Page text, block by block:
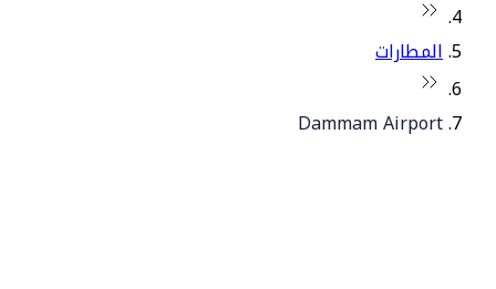
المطارات
Dammam Airport